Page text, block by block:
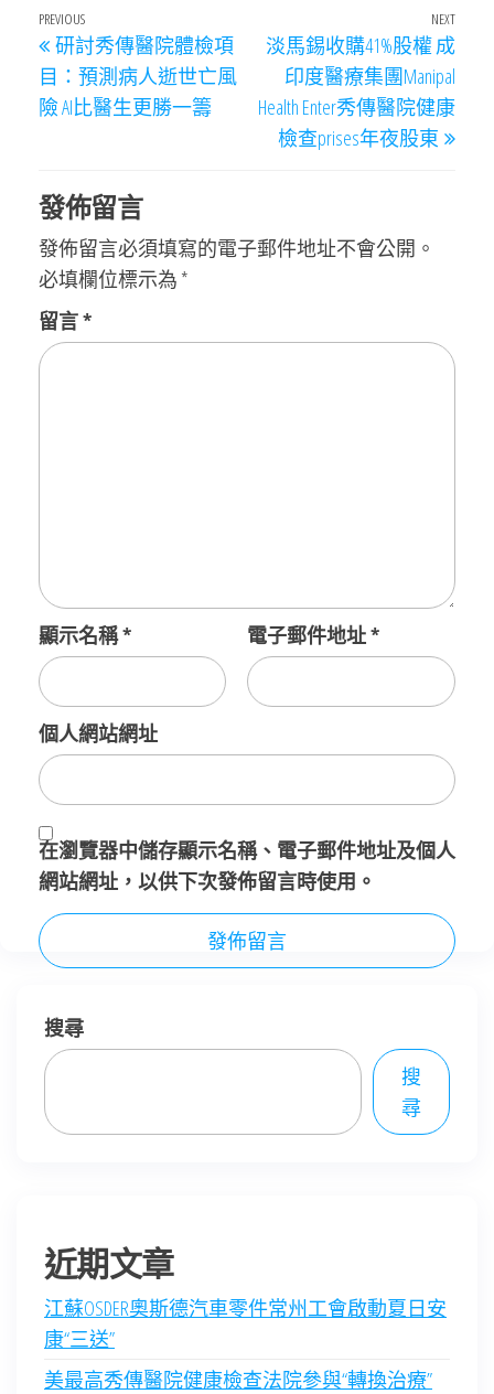
文
章
導
Previous
Post
PREVIOUS
研討秀傳醫院體檢項
目：預測病人逝世亡風
險 AI比醫生更勝一籌
Next
Post
NEXT
淡馬錫收購41%股權 成
印度醫療集團Manipal
Health Enter秀傳醫院健康
檢查prises年夜股東
發佈留言
發佈留言必須填寫的電子郵件地址不會公開。
必填欄位標示為 *
留言*
顯示名稱* 電子郵件地址*
個人網站網址
在瀏覽器中儲存顯示名稱、電子郵件地址及個人
網站網址，以供下次發佈留言時使用。
搜尋
搜
尋
近期文章
江蘇OSDER奧斯德汽車零件常州工會啟動夏日安
康“三送”
美最高秀傳醫院健康檢查法院參與“轉換治療”